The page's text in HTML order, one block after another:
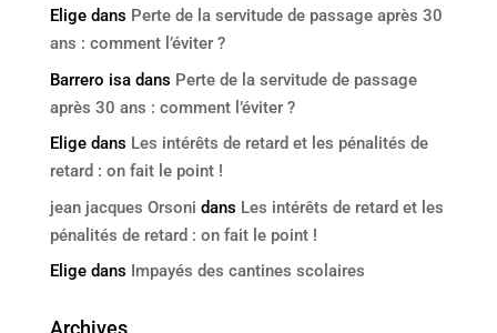
Eligedans Perte de la servitude de passage après 30
ans : comment l’éviter ?
Barrero isadans Perte de la servitude de passage
après 30 ans : comment l’éviter ?
Eligedans Les intérêts de retard et les pénalités de
retard : on fait le point !
jean jacques Orsoni dans Les intérêts de retard et les
pénalités de retard : on fait le point !
Eligedans Impayés des cantines scolaires